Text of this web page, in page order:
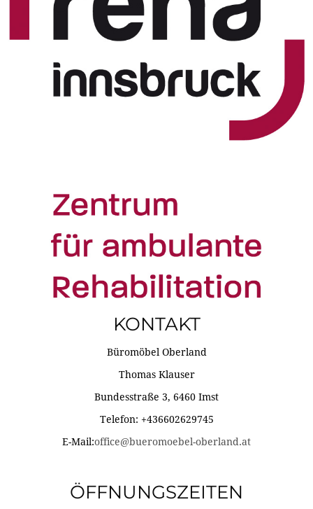
KONTAKT
Büromöbel Oberland
Thomas Klauser
Bundesstraße 3, 6460 Imst
Telefon: +436602629745
E-Mail:office@bueromoebel-oberland.at
ÖFFNUNGSZEITEN